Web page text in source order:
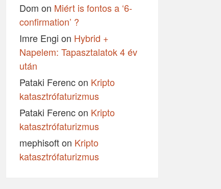
Dom on Miért is fontos a ‘6-
confirmation’ ?
Imre Engi on Hybrid +
Napelem: Tapasztalatok 4 év
után
Pataki Ferencon Kripto
katasztrófaturizmus
Pataki Ferencon Kripto
katasztrófaturizmus
mephisofton Kripto
katasztrófaturizmus